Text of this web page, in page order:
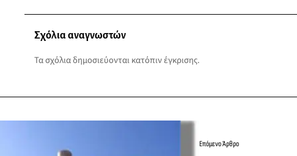
Σχόλια αναγνωστών
Τα σχόλια δημοσιεύονται κατόπιν έγκρισης.
Επόμενο Άρθρο